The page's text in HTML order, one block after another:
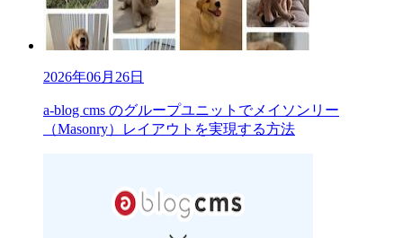
2026年06月26日
a-blog cms のグループユニットでメイソンリー
（Masonry）レイアウトを実現する方法